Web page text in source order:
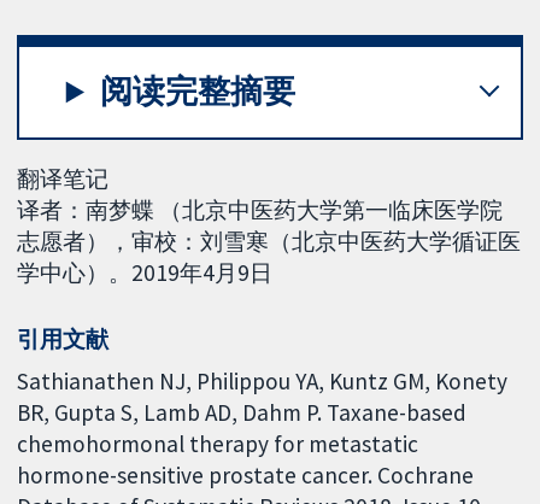
阅读完整摘要
翻译笔记
译者：南梦蝶 （北京中医药大学第一临床医学院
志愿者），审校：刘雪寒（北京中医药大学循证医
学中心）。2019年4月9日
引用文献
Sathianathen NJ, Philippou YA, Kuntz GM, Konety
BR, Gupta S, Lamb AD, Dahm P. Taxane-based
chemohormonal therapy for metastatic
hormone-sensitive prostate cancer. Cochrane